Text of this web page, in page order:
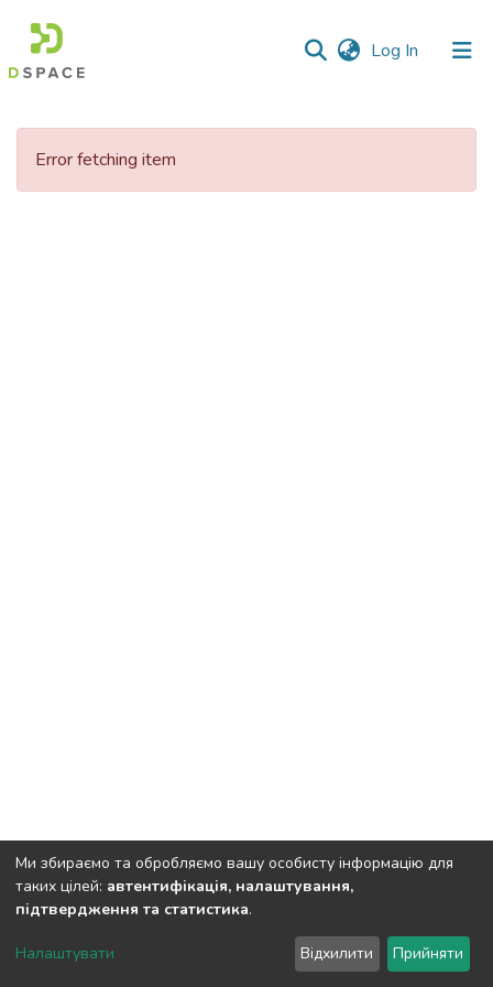
Log In (current)
Communities
Error fetching item
DSpace software copyright © 2002-2026 LYRASIS
Cookie settings
Ми збираємо та обробляємо вашу особисту інформацію для
таких цілей: автентифікація, налаштування,
підтвердження та статистика.
Налаштувати Відхилити Прийняти